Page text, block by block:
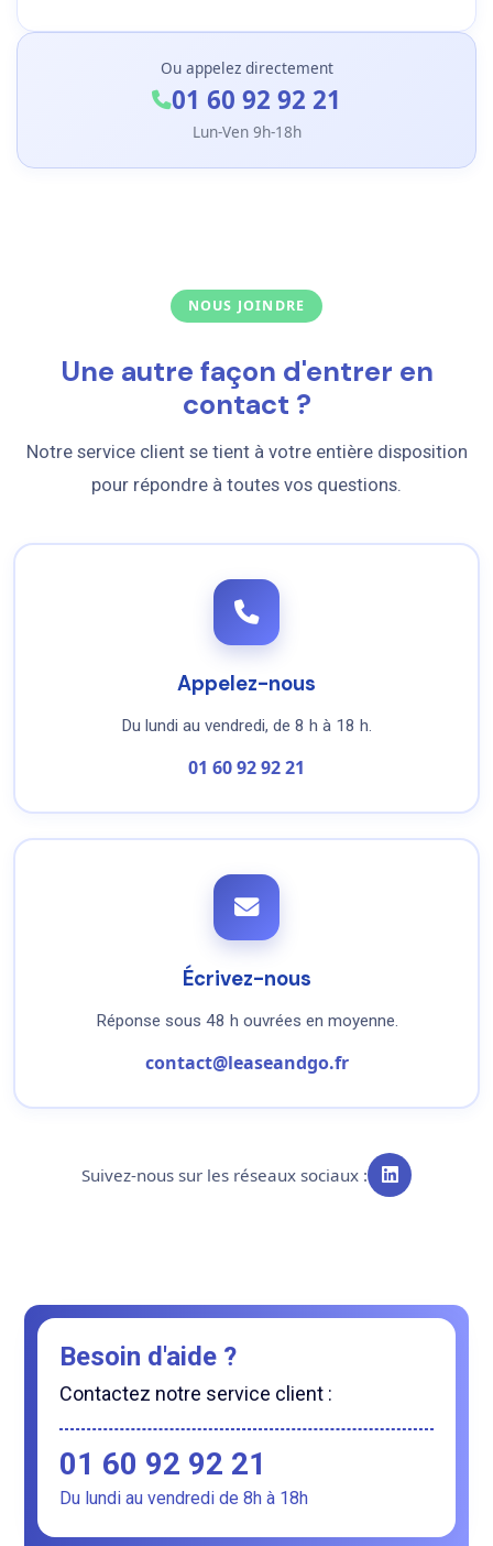
Ou appelez directement
01 60 92 92 21
Lun-Ven 9h-18h
NOUS JOINDRE
Une autre façon d'entrer en
contact ?
Notre service client se tient à votre entière disposition
pour répondre à toutes vos questions.
Appelez-nous
Du lundi au vendredi, de 8 h à 18 h.
01 60 92 92 21
Écrivez-nous
Réponse sous 48 h ouvrées en moyenne.
contact@leaseandgo.fr
Suivez-nous sur les réseaux sociaux :
Besoin d'aide ?
Contactez notre service client :
01 60 92 92 21
Du lundi au vendredi de 8h à 18h